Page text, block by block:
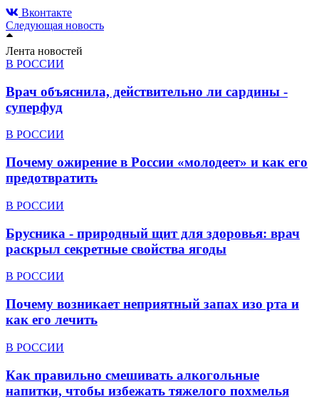
Вконтакте
Следующая новость
Лента новостей
В РОССИИ
Врач объяснила, действительно ли сардины -
суперфуд
В РОССИИ
Почему ожирение в России «молодеет» и как его
предотвратить
В РОССИИ
Брусника - природный щит для здоровья: врач
раскрыл секретные свойства ягоды
В РОССИИ
Почему возникает неприятный запах изо рта и
как его лечить
В РОССИИ
Как правильно смешивать алкогольные
напитки, чтобы избежать тяжелого похмелья